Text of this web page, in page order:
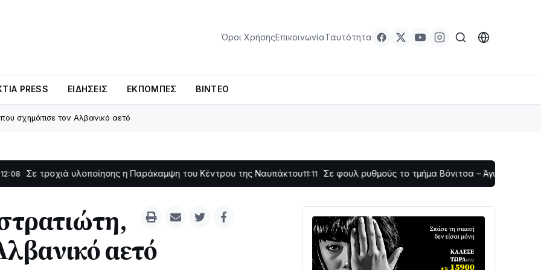
Όροι ΧρήσηςΕπικοινωνίαΤαυτότητα
PRESS ΕΙΔΉΣΕΙΣ ΕΚΠΟΜΠΈΣ ΒΊΝΤΕΟ
σχημάτισε τον Αλβανικό αετό
υλοποίησης η Παράκαμψη του Κέντρου της Ναυπάκτου 11:11 Σε φουλ ρυθμούς το τμήμα Βόνιτσα – Άγιος Νικόλαος |
αετό